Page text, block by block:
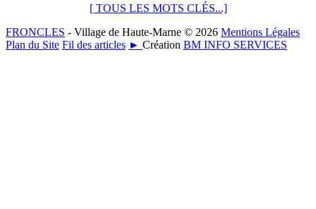
[ TOUS LES MOTS CLÉS...]
FRONCLES - Village de Haute-Marne © 2026 Mentions Légales
Plan du Site Fil des articles ► Création BM INFO SERVICES